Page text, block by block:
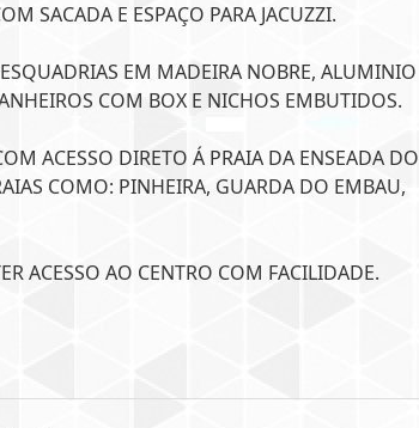
SACADA E ESPAÇO PARA JACUZZI.
EM MADEIRA NOBRE, ALUMINIO
COM BOX E NICHOS EMBUTIDOS.
ACESSO DIRETO Á PRAIA DA ENSEADA DO
COMO: PINHEIRA, GUARDA DO EMBAU,
ACESSO AO CENTRO COM FACILIDADE.